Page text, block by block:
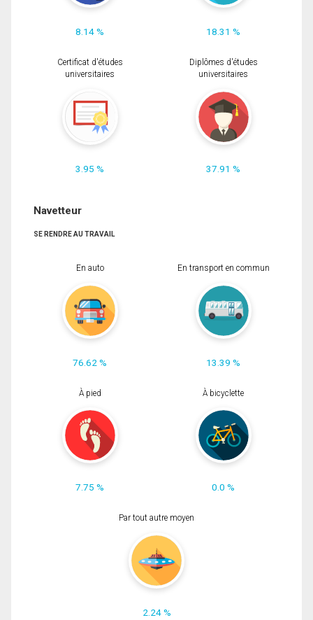
8.14 % 18.31 %
Certificat d'études
universitaires
3.95 %
Diplômes d'études
universitaires
37.91 %
Navetteur
SE RENDRE AU TRAVAIL
En auto
76.62 %
En transport en commun
13.39 %
À pied
7.75 %
À bicyclette
0.0 %
Par tout autre moyen
2.24 %